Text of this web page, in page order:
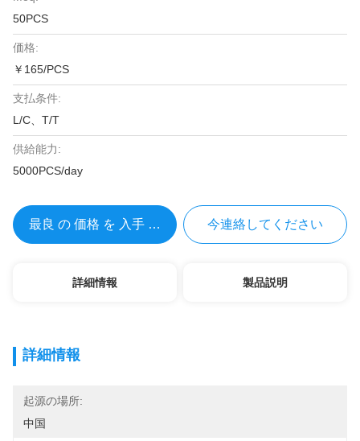
50PCS
価格:
￥165/PCS
支払条件:
L/C、T/T
供給能力:
5000PCS/day
最良 の 価格 を 入手 する 今連絡してください
詳細情報 製品説明
詳細情報
起源の場所:
中国